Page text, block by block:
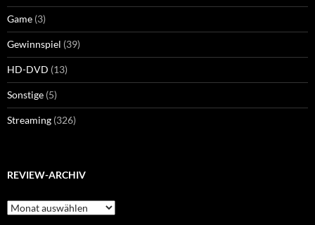
Game (3)
Gewinnspiel (39)
HD-DVD (13)
Sonstige (5)
Streaming (326)
REVIEW-ARCHIV
Review-
Archiv